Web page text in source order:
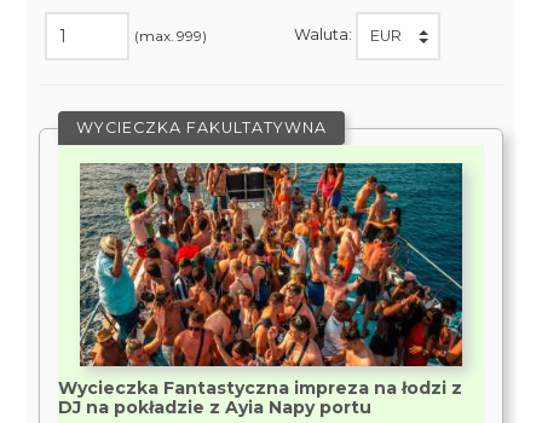
(max. 999) Waluta:
WYCIECZKA FAKULTATYWNA
Wycieczka Fantastyczna impreza na łodzi z
DJ na pokładzie z Ayia Napy portu